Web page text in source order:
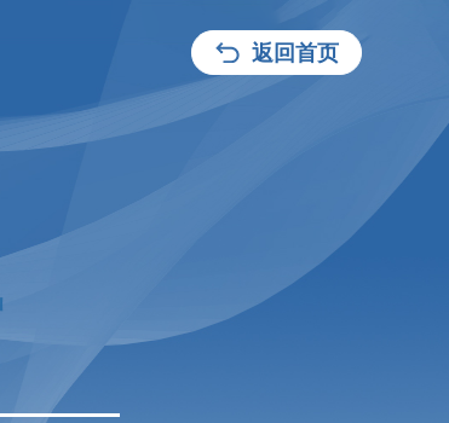
返回首页